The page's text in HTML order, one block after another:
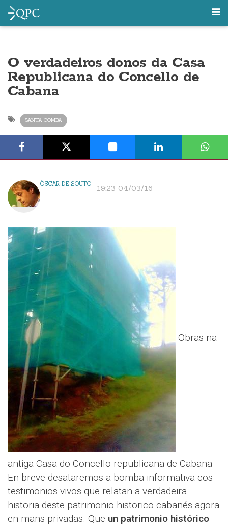
O verdadeiros donos da Casa
Republicana do Concello de
Cabana
SANTA COMBA
ÓSCAR DE SOUTO 19:23 04/03/16
Obras na
antiga Casa do Concello republicana de Cabana
En breve desataremos a bomba informativa cos
testimonios vivos que relatan a verdadeira
historia deste patrimonio historico cabanés agora
en mans privadas. Que un patrimonio histórico